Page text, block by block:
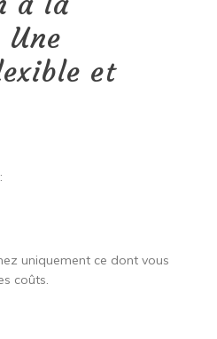
Une
et
uniquement ce dont vous
coûts.